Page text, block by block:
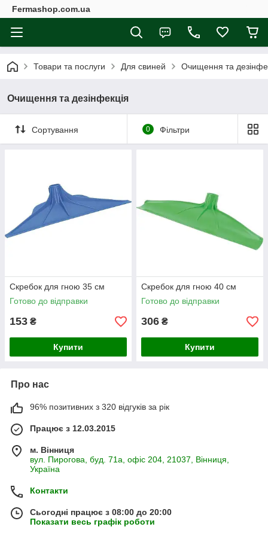
Fermashop.com.ua
Товари та послуги Для свиней Очищення та
Очищення та дезінфекція
Сортування 0 Фільтри
Скребок для гною 35 см
Готово до відправки
153 ₴
Купити
Скребок для гною 40 см
Готово до відправки
306 ₴
Купити
Про нас
96% позитивних з 320 відгуків за рік
Працює з 12.03.2015
м. Вінниця
вул. Пирогова, буд. 71а, офіс 204, 21037, Вінниця,
Україна
Контакти
Сьогодні працює з 08:00 до 20:00
Показати весь графік роботи